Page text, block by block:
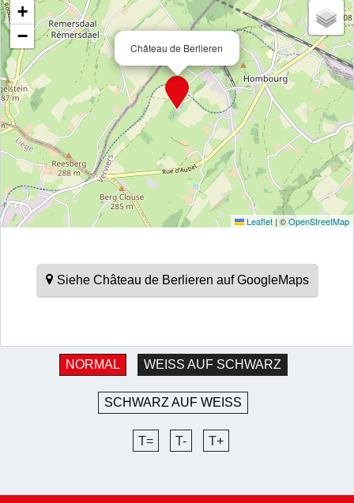
Château de Berlieren
+
−
Leaflet | ©OpenStreetMap
Siehe Château de Berlieren auf GoogleMaps
NORMAL WEISS AUF SCHWARZ
SCHWARZ AUF WEISS
T= T- T+